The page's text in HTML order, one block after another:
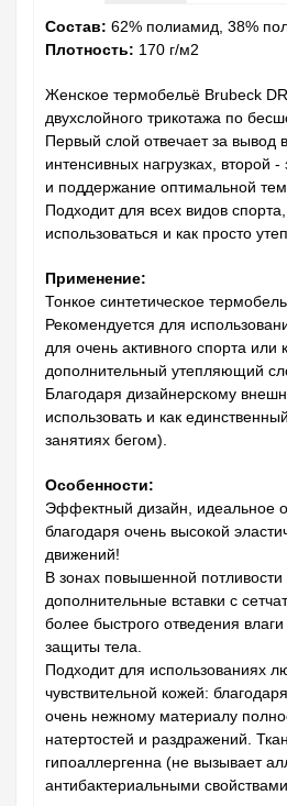
Состав: 62% полиамид, 38%
Плотность: 170 г/м2
Женское термобельё Brubeck
двухслойного трикотажа по
Первый слой отвечает за вывод
интенсивных нагрузках, второй
и поддержание оптимальной
Подходит для всех видов
использоваться и как просто
Применение:
Тонкое синтетическое
Рекомендуется для
для очень активного спорта или
дополнительный утепляющий
Благодаря дизайнерскому
использовать и как
занятиях бегом).
Особенности:
Эффектный дизайн, идеальное
благодаря очень высокой
движений!
В зонах повышенной потливости
дополнительные вставки с
более быстрого отведения
защиты тела.
Подходит для использованиях
чувствительной кожей:
очень нежному материалу
натертостей и раздражений.
гипоаллергенна (не вызывает
антибактериальными свойствами.